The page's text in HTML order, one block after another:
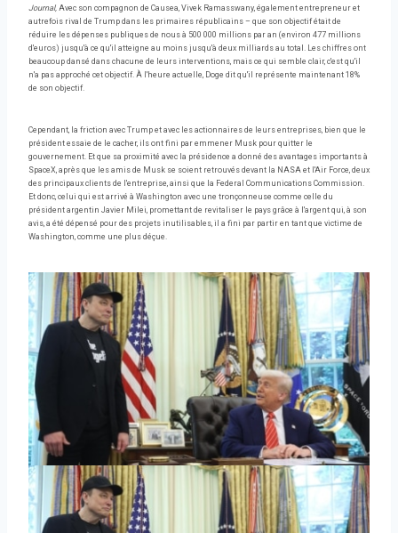
Journal, Avec son compagnon de Causea, Vivek Ramasswany, également entrepreneur et
autrefois rival de Trump dans les primaires républicains – que son objectif était de
réduire les dépenses publiques de nous à 500 000 millions par an (environ 477 millions
d'euros) jusqu'à ce qu'il atteigne au moins jusqu'à deux milliards au total. Les chiffres ont
beaucoup dansé dans chacune de leurs interventions, mais ce qui semble clair, c'est qu'il
n'a pas approché cet objectif. À l'heure actuelle, Doge dit qu'il représente maintenant 18%
de son objectif.
Cependant, la friction avec Trump et avec les actionnaires de leurs entreprises, bien que le
président essaie de le cacher, ils ont fini par emmener Musk pour quitter le
gouvernement. Et que sa proximité avec la présidence a donné des avantages importants à
SpaceX, après que les amis de Musk se soient retrouvés devant la NASA et l'Air Force, deux
des principaux clients de l'entreprise, ainsi que la Federal Communications Commission.
Et donc, celui qui est arrivé à Washington avec une tronçonneuse comme celle du
président argentin Javier Milei, promettant de revitaliser le pays grâce à l'argent qui, à son
avis, a été dépensé pour des projets inutilisables, il a fini par partir en tant que victime de
Washington, comme une plus déçue.